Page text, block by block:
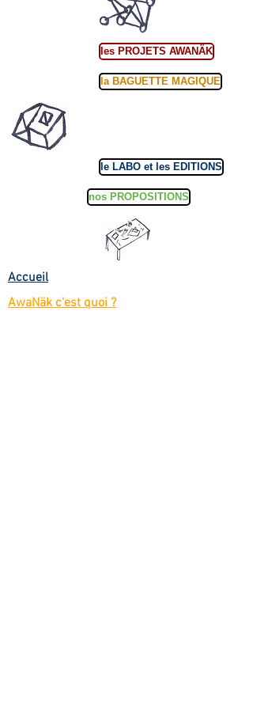
AwaNäk c'est quoi ?
Accueil
nos PROPOSITIONS
le LABO et les EDITIONS
les PROJETS AWANÄK
la BAGUETTE MAGIQUE